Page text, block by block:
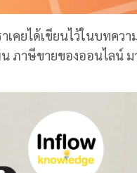
เคยได้เขียนไว้ในบทคว
ภาษีขายของออนไลน์ ม